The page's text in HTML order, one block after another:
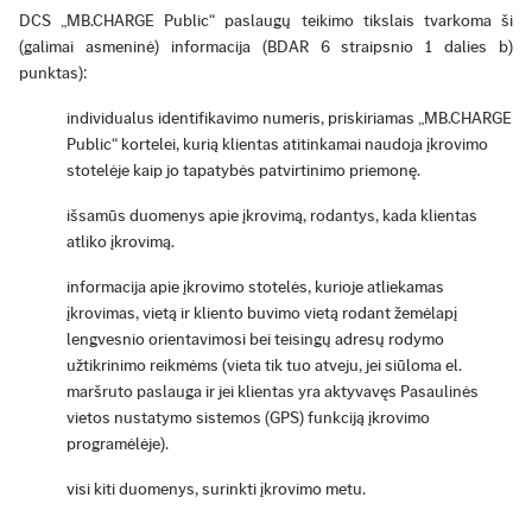
DCS „MB.CHARGE Public“ paslaugų teikimo tikslais tvarkoma ši
(galimai asmeninė) informacija (BDAR 6 straipsnio 1 dalies b)
punktas):
individualus identifikavimo numeris, priskiriamas „MB.CHARGE
Public“ kortelei, kurią klientas atitinkamai naudoja įkrovimo
stotelėje kaip jo tapatybės patvirtinimo priemonę.
išsamūs duomenys apie įkrovimą, rodantys, kada klientas
atliko įkrovimą.
informacija apie įkrovimo stotelės, kurioje atliekamas
įkrovimas, vietą ir kliento buvimo vietą rodant žemėlapį
lengvesnio orientavimosi bei teisingų adresų rodymo
užtikrinimo reikmėms (vieta tik tuo atveju, jei siūloma el.
maršruto paslauga ir jei klientas yra aktyvavęs Pasaulinės
vietos nustatymo sistemos (GPS) funkciją įkrovimo
programėlėje).
visi kiti duomenys, surinkti įkrovimo metu.